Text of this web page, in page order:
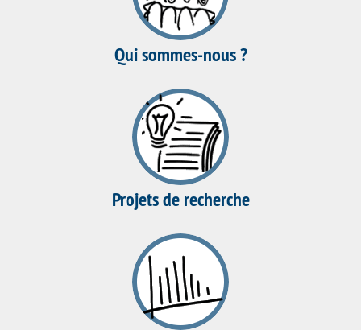
Qui sommes-nous ?
Projets de recherche